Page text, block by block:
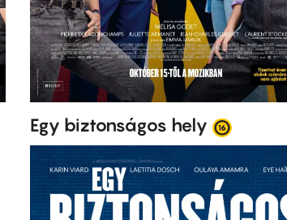
Egy biztonságos hely